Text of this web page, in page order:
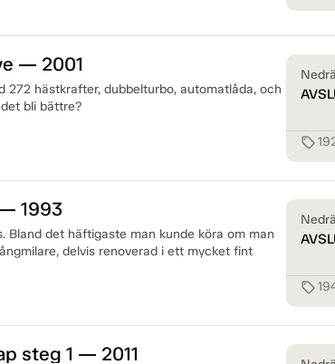
— 2001
272 hästkrafter, dubbelturbo, automatlåda, och
bli bättre?
sell
1993
Bland det häftigaste man kunde köra om man
delvis renoverad i ett mycket fint
sell
steg 1 — 2011